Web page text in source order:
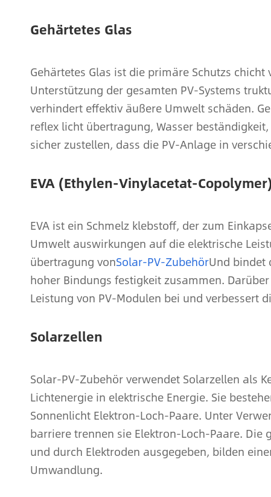
Gehärtetes Glas
Gehärtetes Glas ist die primäre Schutzs
Unterstützung der gesamten PV-Systems
verhindert effektiv äußere Umwelt schäden.
reflex licht übertragung, Wasser
sicher zustellen, dass die PV-Anlage in
EVA (Ethylen-Vinylacetat-
EVA ist ein Schmelz klebstoff, der zum
Umwelt auswirkungen auf die elektrische
übertragung vonSolar-PV-ZubehörUnd bindet
hoher Bindungs festigkeit zusammen.
Leistung von PV-Modulen bei und verbessert
Solarzellen
Solar-PV-Zubehör verwendet Solarzellen als
Lichtenergie in elektrische Energie. Sie
Sonnenlicht Elektron-Loch-Paare. Unter
barriere trennen sie Elektron-Loch-Paare.
und durch Elektroden ausgegeben, bilden
Umwandlung.